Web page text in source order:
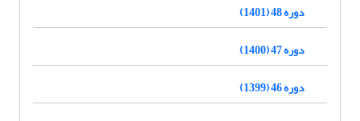
دوره 48 (1401)
دوره 47 (1400)
دوره 46 (1399)